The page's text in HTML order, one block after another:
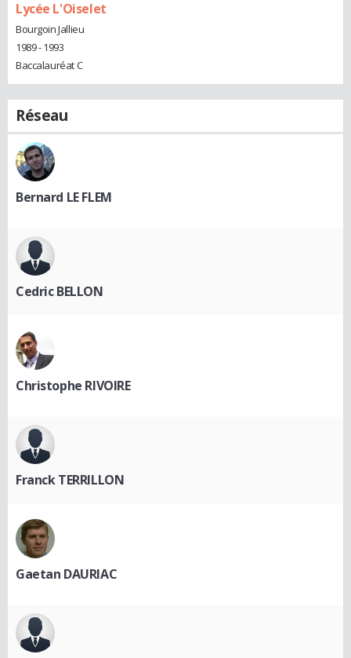
Lycée L'Oiselet
Bourgoin Jallieu
1989 - 1993
Baccalauréat C
Réseau
Bernard LE FLEM
Cedric BELLON
Christophe RIVOIRE
Franck TERRILLON
Gaetan DAURIAC